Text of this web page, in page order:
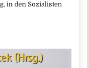
in den Sozialisten